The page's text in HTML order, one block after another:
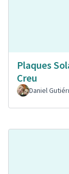
Plaques
Creu
Daniel